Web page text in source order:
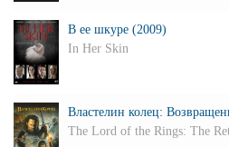
В ее шкуре (2009)
In Her Skin
Властелин колец:
The Lord of the Rings: The